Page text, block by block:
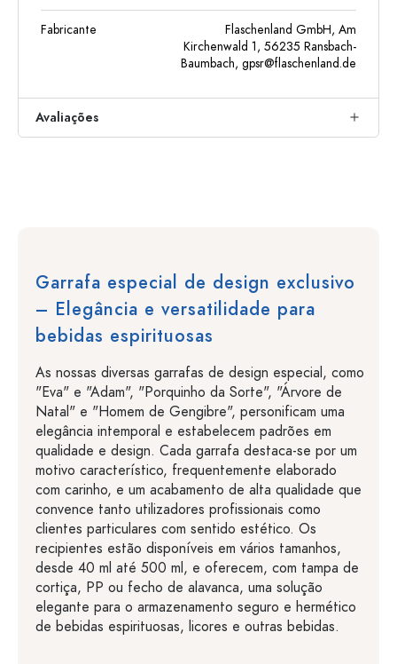
Fabricante
Flaschenland GmbH, Am
Kirchenwald 1, 56235 Ransbach-
Baumbach, gpsr@flaschenland.de
Avaliações
Garrafa especial de design exclusivo
– Elegância e versatilidade para
bebidas espirituosas
As nossas diversas garrafas de design especial, como
"Eva" e "Adam", "Porquinho da Sorte", "Árvore de
Natal" e "Homem de Gengibre", personificam uma
elegância intemporal e estabelecem padrões em
qualidade e design. Cada garrafa destaca-se por um
motivo característico, frequentemente elaborado
com carinho, e um acabamento de alta qualidade que
convence tanto utilizadores profissionais como
clientes particulares com sentido estético. Os
recipientes estão disponíveis em vários tamanhos,
desde 40 ml até 500 ml, e oferecem, com tampa de
cortiça, PP ou fecho de alavanca, uma solução
elegante para o armazenamento seguro e hermético
de bebidas espirituosas, licores e outras bebidas.